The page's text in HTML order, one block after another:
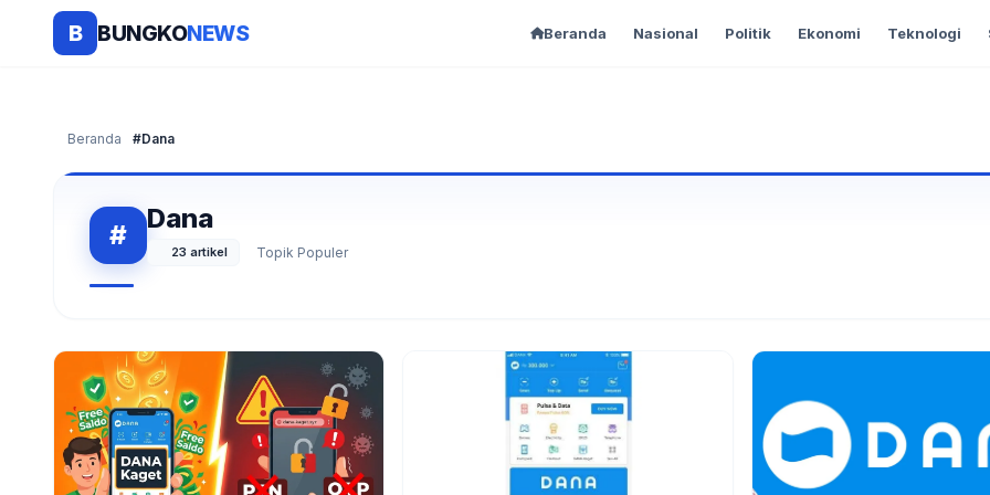
B BUNGKONEWS Beranda Nasional Politik Ekonomi Teknologi
Beranda #Dana
# Dana
23 artikel Topik Populer